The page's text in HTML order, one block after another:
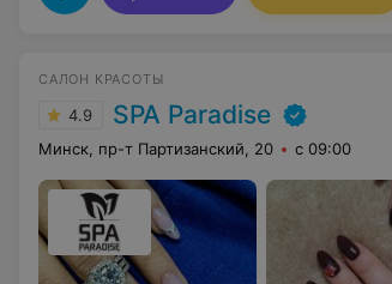
САЛОН КРАСОТЫ
4.9 SPA Paradise
Минск, пр-т Партизанский, 20 с 09:00